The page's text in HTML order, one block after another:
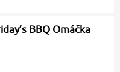
BBQ Omáčka